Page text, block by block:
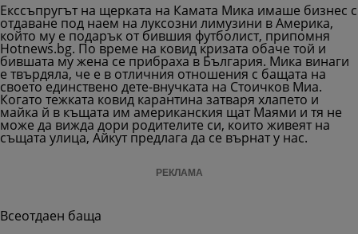
Екссъпругът на щерката на Камата Мика имаше бизнес с
отдаване под наем на луксозни лимузини в Америка,
който му е подарък от бившия футболист, припомня
Hotnews.bg. По време на ковид кризата обаче той и
бившата му жена се прибраха в България. Мика винаги
е твърдяла, че е в отличния отношения с бащата на
своето единствено дете-внучката на Стоичков Миа.
Когато тежката ковид карантина затваря хлапето и
майка й в къщата им американския щат Маями и тя не
може да вижда дори родителите си, които живеят на
същата улица, Айкут предлага да се върнат у нас.
РЕКЛАМА
Всеотдаен баща